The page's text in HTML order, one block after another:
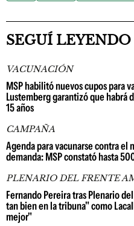
SEGUÍ LEYENDO
VACUNACIÓN
MSP habilitó nuevos cupos para
Lustemberg garantizó que habrá
15 años
CAMPAÑA
Agenda para vacunarse contra
demanda: MSP constató hasta
PLENARIO DEL FRENTE
Fernando Pereira tras Plenario
tan bien en la tribuna" como
mejor"